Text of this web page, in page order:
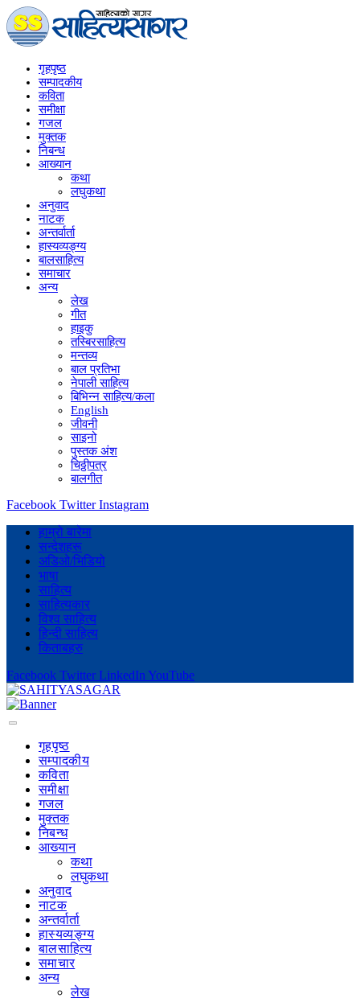
गृहपृष्‍ठ
सम्पादकीय
कविता
समीक्षा
गजल
मुक्तक
निबन्ध
आख्यान
कथा
लघुकथा
अनुवाद
नाटक
अन्तर्वार्ता
हास्यव्यङ्ग्य
बालसाहित्य
समाचार
अन्य
लेख
गीत
हाइकु
तस्बिरसाहित्य
मन्तव्य
बाल प्रतिभा
नेपाली साहित्य
बिभिन्न साहित्य/कला
English
जीवनी
साइनो
पुस्तक अंश
चिठ्ठीपत्र
बालगीत
Facebook Twitter Instagram
हाम्रो बारेमा
सन्देशहरू
अडिओ/भिडियो
भाषा
साहित्य
साहित्यकार
विश्व साहित्य
हिन्दी साहित्य
किताबहरु
Facebook Twitter LinkedIn YouTube
गृहपृष्‍ठ
सम्पादकीय
कविता
समीक्षा
गजल
मुक्तक
निबन्ध
आख्यान
कथा
लघुकथा
अनुवाद
नाटक
अन्तर्वार्ता
हास्यव्यङ्ग्य
बालसाहित्य
समाचार
अन्य
लेख